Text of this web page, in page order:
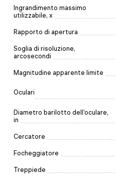
Ingrandimento massimo
utilizzabile, x
Rapporto di apertura
Soglia di risoluzione,
arcosecondi
Magnitudine apparente limite
Oculari
Diametro barilotto dell’oculare,
in
Cercatore
Focheggiatore
Treppiede